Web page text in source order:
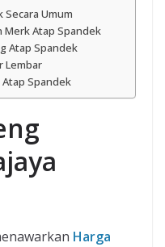
Umum
Merk Atap Spandek
Atap Spandek
Lembar
Spandek
Harga